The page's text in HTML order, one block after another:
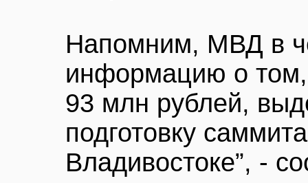
Напомним, МВД в
информацию о
93 млн рублей,
подготовку
Владивостоке”, -